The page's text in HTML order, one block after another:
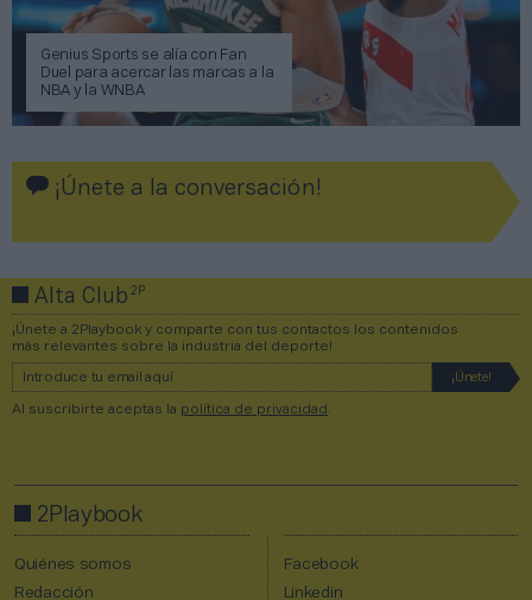
Genius Sports se alía con Fan
Duel para acercar las marcas a la
NBA y la WNBA
¡Únete a la conversación!
Alta Club2P
¡Únete a 2Playbook y comparte con tus contactos los contenidos
más relevantes sobre la industria del deporte!
Al suscribirte aceptas la política de privacidad
2Playbook
Quiénes somos
Redacción
Facebook
Linkedin